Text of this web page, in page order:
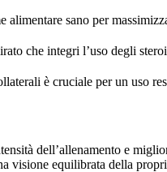
alimentare sano per
che integri l’uso degli
è cruciale per un uso
dell’allenamento e
visione equilibrata della